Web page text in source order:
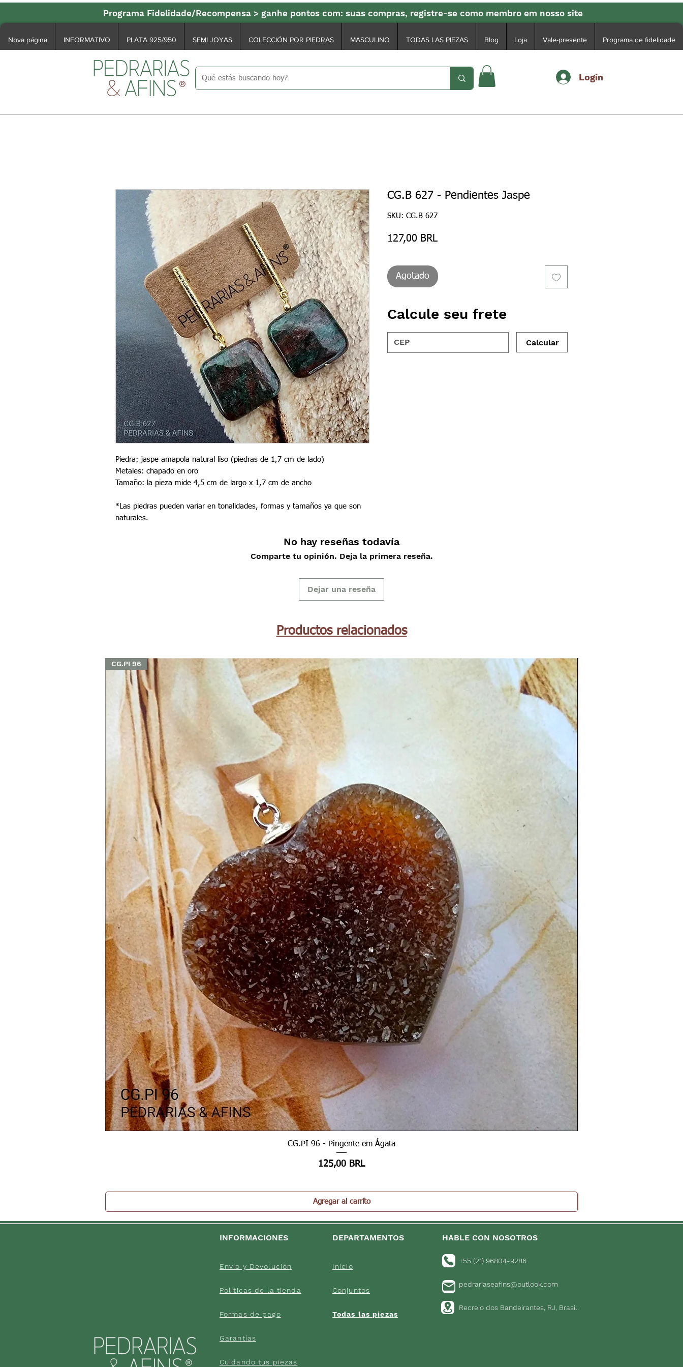
Programa Fidelidade/Recompensa > ganhe pontos com: suas compras, registre-se como membro em nosso site
Nova página INFORMATIVO PLATA 925/950 SEMI JOYAS COLECCIÓN POR PIEDRAS MASCULINO TODAS LAS PIEZAS Blog Loja Vale-presente Programa de fidelidade
Login
Piedra: jaspe amapola natural liso (piedras de 1,7 cm de lado)
Metales: chapado en oro
Tamaño: la pieza mide 4,5 cm de largo x 1,7 cm de ancho
*Las piedras pueden variar en tonalidades, formas y tamaños ya que son
naturales.
CG.B 627 - Pendientes Jaspe
SKU: CG.B 627
127,00 BRLPrecio
Agotado
Calcule seu frete
Calcular
No hay reseñas todavía
Comparte tu opinión. Deja la primera reseña.
Dejar una reseña
Productos relacionados
Vista rápida
CG.PI 96
CG.PI 96 - Pingente em Ágata
Precio
125,00 BRL
Agregar al carrito
INFORMACIONES
Envío y Devolución
Políticas de la tienda
Formas de pago
Garantías
Cuidando tus piezas
DEPARTAMENTOS HABLE CON NOSOTROS
Início
Conjuntos
Todas las piezas
+55 (21) 96804-9286
pedrariaseafins@outlook.com
Recreio dos Bandeirantes, RJ, Brasil.